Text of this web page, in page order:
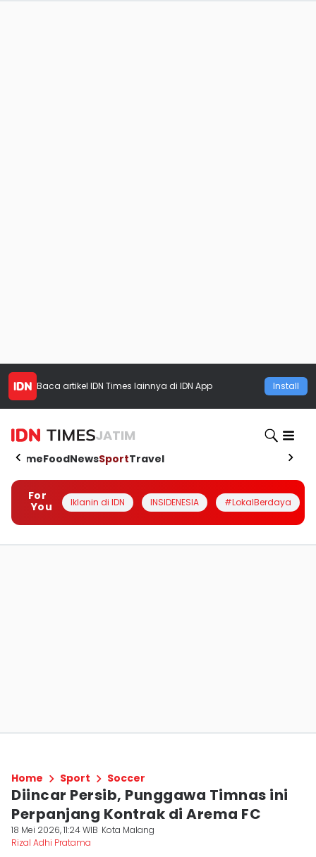
Baca artikel IDN Times lainnya di IDN App Install
JATIM
HomeFoodNewsSportTravel
For
You
Iklanin di IDN INSIDENESIA #LokalBerdaya
Home Sport Soccer
Diincar Persib, Punggawa Timnas ini
Perpanjang Kontrak di Arema FC
18 Mei 2026, 11:24 WIB Kota Malang
Rizal Adhi Pratama